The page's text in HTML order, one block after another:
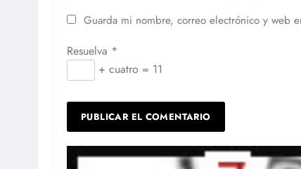
Guarda mi nombre, correo electrónico y web
Resuelva *
+ cuatro = 11